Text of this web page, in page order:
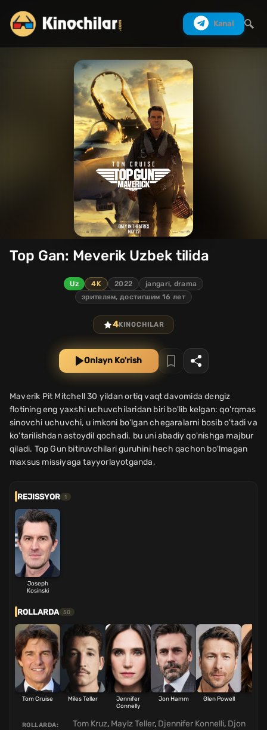
Kanal
Top Gan: Meverik Uzbek tilida
Uz 4K 2022
jangari, drama
зрителям, достигшим 16 лет
4KINOCHILAR
Onlayn Ko'rish
Maverik Pit Mitchell 30 yildan ortiq vaqt davomida dengiz
flotining eng yaxshi uchuvchilaridan biri bo'lib kelgan: qo'rqmas
sinovchi uchuvchi, u imkoni bo'lgan chegaralarni bosib o'tadi va
ko'tarilishdan astoydil qochadi. bu uni abadiy qo'nishga majbur
qiladi. Top Gun bitiruvchilari guruhini hech qachon bo'lmagan
maxsus missiyaga tayyorlayotganda,
REJISSYOR 1
Joseph
Kosinski
ROLLARDA 50
Tom Cruise Miles Teller
Jennifer
Connelly
Jon Hamm Glen Powell
ROLLARDA: Tom Kruz, Maylz Teller, Djennifer Konnelli, Djon